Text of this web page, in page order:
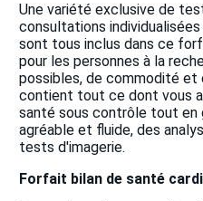
Une variété exclusive de
consultations
sont tous inclus dans ce
pour les personnes à la
possibles, de commodité
contient tout ce dont vous
santé sous contrôle tout en
agréable et fluide, des
tests d'imagerie.
Forfait bilan de santé